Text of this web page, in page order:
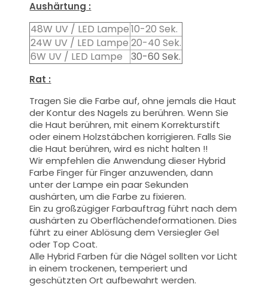
Aushärtung :
48W UV / LED Lampe10-20 Sek.
24W UV / LED Lampe 20-40 Sek.
6W UV / LED Lampe
30-60 Sek.
Rat :
Tragen Sie die Farbe auf, ohne jemals die Haut
der Kontur des Nagels zu berühren. Wenn Sie
die Haut berühren, mit einem Korrekturstift
oder einem Holzstäbchen korrigieren. Falls Sie
die Haut berühren, wird es nicht halten !!
Wir empfehlen die Anwendung dieser Hybrid
Farbe Finger für Finger anzuwenden, dann
unter der Lampe ein paar Sekunden
aushärten, um die Farbe zu fixieren.
Ein zu großzügiger Farbauftrag führt nach dem
aushärten zu Oberflächendeformationen. Dies
führt zu einer Ablösung dem Versiegler Gel
oder Top Coat.
Alle Hybrid Farben für die Nägel sollten vor Licht
in einem trockenen, temperiert und
geschützten Ort aufbewahrt werden.